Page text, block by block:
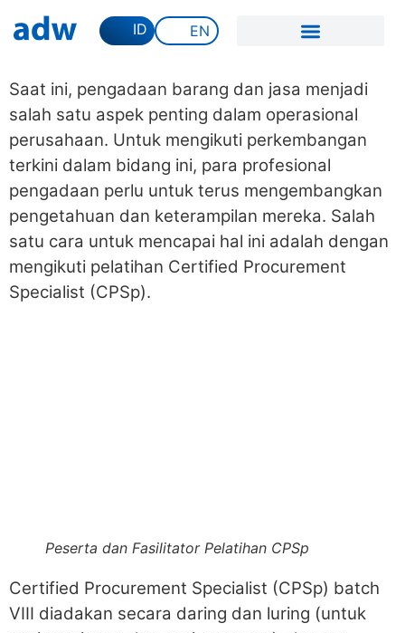
ID EN
Saat ini, pengadaan barang dan jasa menjadi
salah satu aspek penting dalam operasional
perusahaan. Untuk mengikuti perkembangan
terkini dalam bidang ini, para profesional
pengadaan perlu untuk terus mengembangkan
pengetahuan dan keterampilan mereka. Salah
satu cara untuk mencapai hal ini adalah dengan
mengikuti pelatihan Certified Procurement
Specialist (CPSp).
Peserta dan Fasilitator Pelatihan CPSp
Certified Procurement Specialist (CPSp) batch
VIII diadakan secara daring dan luring (untuk